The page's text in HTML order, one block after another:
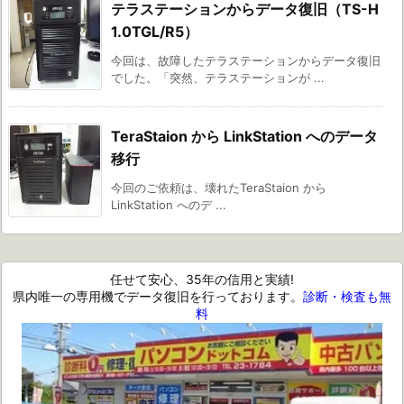
テラステーションからデータ復旧（TS-H
1.0TGL/R5）
今回は、故障したテラステーションからデータ復旧
でした。「突然、テラステーションが ...
TeraStaion から LinkStation へのデータ
移行
今回のご依頼は、壊れたTeraStaion から
LinkStation へのデ ...
任せて安心、35年の信用と実績!
県内唯一の専用機でデータ復旧を行っております。 診断・検査も無
料